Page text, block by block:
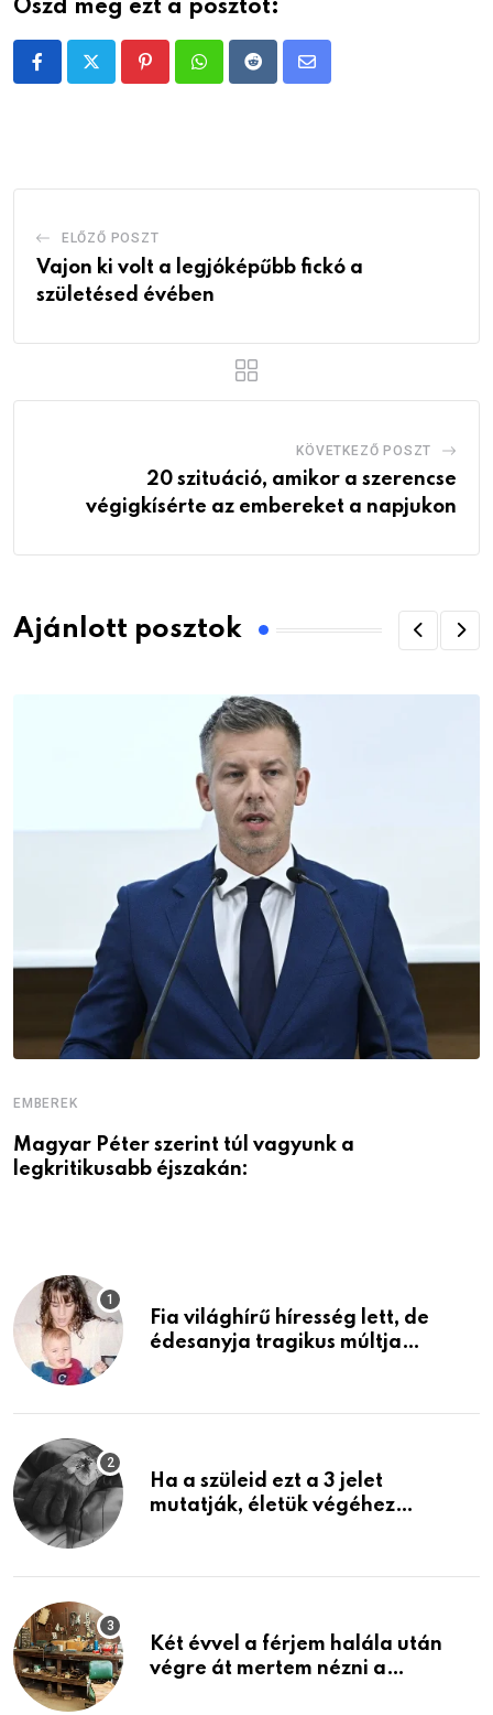
Oszd meg ezt a posztot:
PinterestWhatsappRedditShare
ELŐZŐ POSZT
Vajon ki volt a legjóképűbb fickó a
születésed évében
KÖVETKEZŐ POSZT
20 szituáció, amikor a szerencse
végigkísérte az embereket a napjukon
Ajánlott posztok
EMBEREK
Magyar Péter szerint túl vagyunk a
legkritikusabb éjszakán:
Fia világhírű híresség lett, de
édesanyja tragikus múltja
Ha a szüleid ezt a 3 jelet
mutatják, életük végéhez
Két évvel a férjem halála után
végre át mertem nézni a